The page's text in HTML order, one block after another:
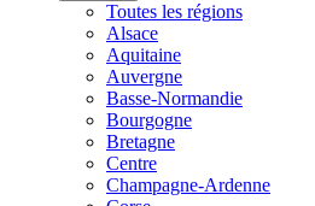
Toutes les régions
Alsace
Aquitaine
Auvergne
Basse-Normandie
Bourgogne
Bretagne
Centre
Champagne-Ardenne